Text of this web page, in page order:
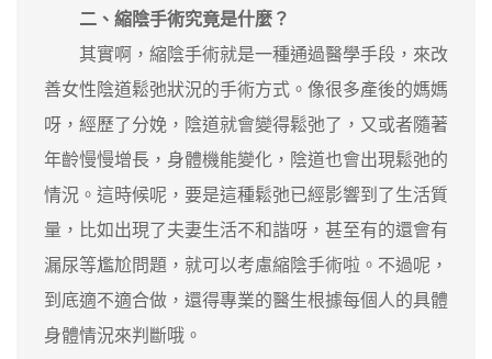
二、縮陰手術究竟是什麼？
其實啊，縮陰手術就是一種通過醫學手段，來改
善女性陰道鬆弛狀況的手術方式。像很多產後的媽媽
呀，經歷了分娩，陰道就會變得鬆弛了，又或者隨著
年齡慢慢增長，身體機能變化，陰道也會出現鬆弛的
情況。這時候呢，要是這種鬆弛已經影響到了生活質
量，比如出現了夫妻生活不和諧呀，甚至有的還會有
漏尿等尷尬問題，就可以考慮縮陰手術啦。不過呢，
到底適不適合做，還得專業的醫生根據每個人的具體
身體情況來判斷哦。